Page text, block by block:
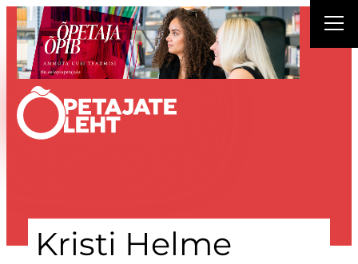
Liigu
sisu
juurde
Kristi Helme